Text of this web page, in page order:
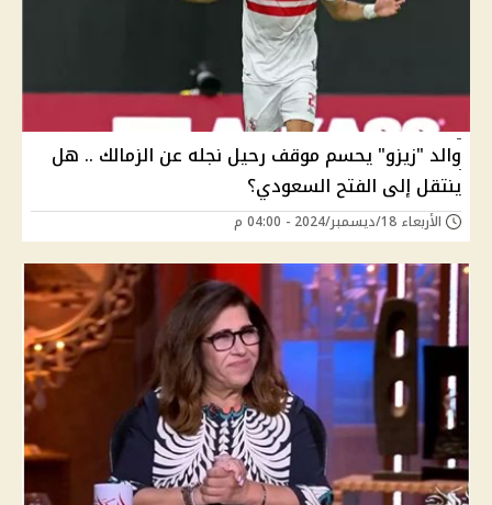
والد "زيزو" يحسم موقف رحيل نجله عن الزمالك .. هل
ينتقل إلى الفتح السعودي؟
الأربعاء 18/ديسمبر/2024 - 04:00 م